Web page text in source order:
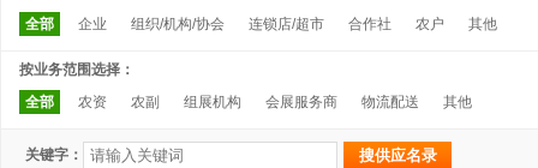
全部
企业 组织/机构/协会 连锁店/超市 合作社 农户 其他
按业务范围选择：
全部
农资 农副 组展机构 会展服务商 物流配送 其他
关键字：